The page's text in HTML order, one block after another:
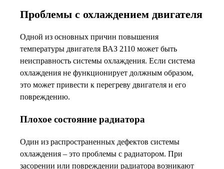
Проблемы с охлаждением двигателя
Одной из основных причин повышения
температуры двигателя ВАЗ 2110 может быть
неисправность системы охлаждения. Если система
охлаждения не функционирует должным образом,
это может привести к перегреву двигателя и его
повреждению.
Плохое состояние радиатора
Один из распространенных дефектов системы
охлаждения – это проблемы с радиатором. При
засорении или повреждении радиатора возникают